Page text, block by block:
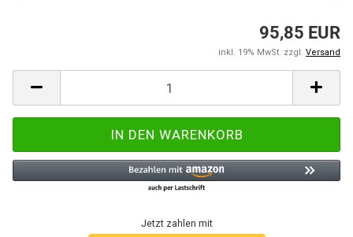
95,85 EUR
inkl. 19% MwSt. zzgl. Versand
Jetzt zahlen mit